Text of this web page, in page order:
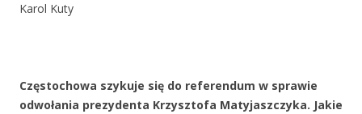
Karol Kuty
Częstochowa szykuje się do referendum w sprawie
odwołania prezydenta Krzysztofa Matyjaszczyka. Jakie